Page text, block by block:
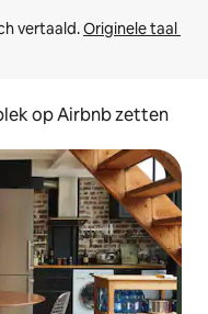
vertaald. Originele taal
op Airbnb zetten